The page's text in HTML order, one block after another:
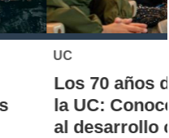
de Química de
hitos y aporte
país